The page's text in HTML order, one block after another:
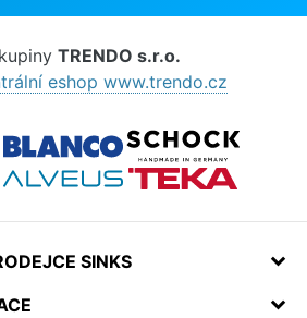
TRENDO s.r.o.
eshop www.trendo.cz
SINKS